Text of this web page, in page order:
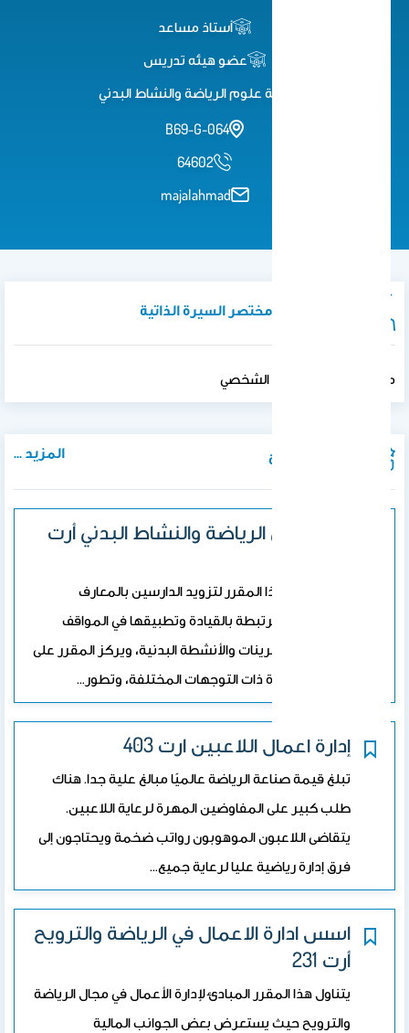
أستاذ مساعد
عضو هيئه تدريس
كلية علوم الرياضة والنشاط البدني
B69-G-064
64602
majalahmad
نبذة تعريفية / مختصر السيرة الذاتية
مرحبا بكم في الموقع الشخصي
المواد الدراسية المزيد ...
القيادة في الرياضة والنشاط البدني أرت
تم تصميم هذا المقرر لتزويد الدارسين بالمعارف
والنظريات المرتبطة بالقيادة وتطبيقها في المواقف
الرياضية والتمرينات والأنشطة البدنية، ويركز المقرر على
نظريات القيادة ذات التوجهات المختلفة، وتطور…
إدارة اعمال اللاعبين ارت 403
تبلغ قيمة صناعة الرياضة عالميًا مبالغ علية جدا. هناك
طلب كبير على المفاوضين المهرة لرعاية اللاعبين.
يتقاضى اللاعبون الموهوبون رواتب ضخمة ويحتاجون إلى
فرق إدارة رياضية عليا لرعاية جميع…
اسس ادارة الاعمال في الرياضة والترويح
أرت 231
يتناول هذا المقرر المبادئ لإدارة الأعمال في مجال الرياضة
والترويح حيث يستعرض بعض الجوانب المالية